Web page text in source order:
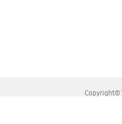
Copyright©